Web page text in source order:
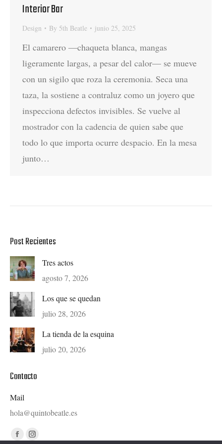
Interior Bar
Design By 5th Beatle junio 25, 2025
El camarero —chaqueta blanca, mangas
ligeramente largas, a pesar del calor— se mueve
con un sigilo que roza la ceremonia. Seca una
taza, la sostiene a contraluz como un joyero que
inspecciona defectos invisibles. Se vuelve al
mostrador con la cadencia de quien sabe que
todo lo que importa ocurre despacio. En la mesa
junto…
Post Recientes
Tres actos
agosto 7, 2026
Los que se quedan
julio 28, 2026
La tienda de la esquina
julio 20, 2026
Contacto
Mail
hola@quintobeatle.es
Find us on:
FacebookInstagram